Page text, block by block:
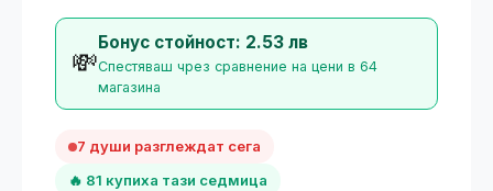
💸
Бонус стойност: 2.53 лв
Спестяваш чрез сравнение на цени в 64
магазина
7 души разглеждат сега
🔥 81 купиха тази седмица